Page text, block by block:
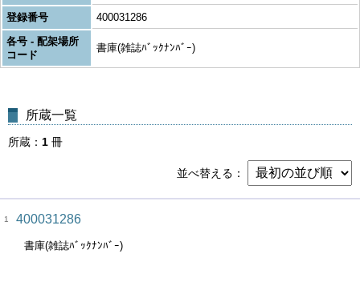
登録番号
400031286
各号 - 配架場所
コード
書庫(雑誌ﾊﾞｯｸﾅﾝﾊﾞｰ)
所蔵一覧
所蔵 1 冊
並べ替える
1 400031286
書庫(雑誌ﾊﾞｯｸﾅﾝﾊﾞｰ)